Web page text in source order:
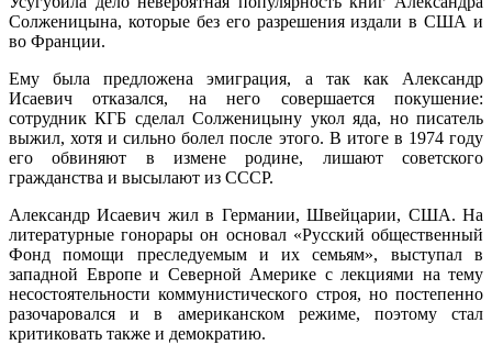
Солженицына, которые без его разрешения издали в США и
во Франции.
Ему была предложена эмиграция, а так как Александр
Исаевич отказался, на него совершается покушение:
сотрудник КГБ сделал Солженицыну укол яда, но писатель
выжил, хотя и сильно болел после этого. В итоге в 1974 году
его обвиняют в измене родине, лишают советского
гражданства и высылают из СССР.
Александр Исаевич жил в Германии, Швейцарии, США. На
литературные гонорары он основал «Русский общественный
Фонд помощи преследуемым и их семьям», выступал в
западной Европе и Северной Америке с лекциями на тему
несостоятельности коммунистического строя, но постепенно
разочаровался и в американском режиме, поэтому стал
критиковать также и демократию.